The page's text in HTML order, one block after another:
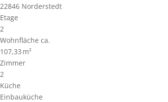
22846 Norderstedt
Etage
2
Wohnfläche ca.
107,33 m²
Zimmer
2
Küche
Einbauküche